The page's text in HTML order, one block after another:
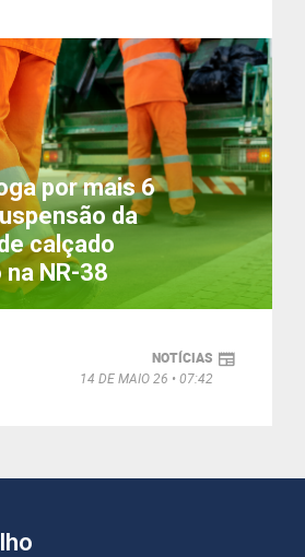
por mais 6
da
calçado
NR-38
NOTÍCIAS
14 DE MAIO 26
07:42